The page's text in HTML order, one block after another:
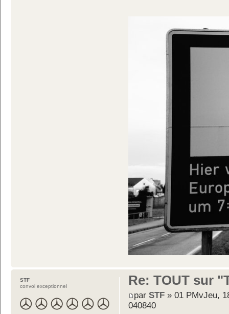
Re: TOUT sur
parSTF » 01 PMvJeu,
040840
STF
convoi exceptionnel